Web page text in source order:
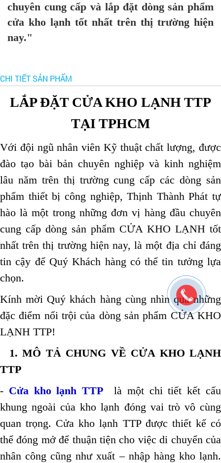
chuyên cung cấp và lắp đặt dòng sản phẩm
cửa kho lạnh tốt nhất trên thị trường hiện
nay."
CHI TIẾT SẢN PHẨM
LẮP ĐẶT CỬA KHO LẠNH TTP
TẠI TPHCM
Với đội ngũ nhân viên Kỹ thuật chất lượng, được
đào tạo bài bản chuyên nghiệp và kinh nghiệm
lâu năm trên thị trường cung cấp các dòng sản
phẩm thiết bị công nghiệp, Thịnh Thành Phát tự
hào là một trong những đơn vị hàng đầu chuyên
cung cấp dòng sản phẩm CỬA KHO LẠNH tốt
nhất trên thị trường hiện nay, là một địa chỉ đáng
tin cậy để Quý Khách hàng có thể tin tưởng lựa
chọn.
Kính mời Quý khách hàng cùng nhìn qua những
đặc điểm nổi trội của dòng sản phẩm CỬA KHO
LẠNH TTP!
1. MÔ TẢ CHUNG VỀ CỬA KHO LẠNH
TTP
- Cửa kho lạnh TTP
là một chi tiết kết cấu
khung ngoài của kho lạnh đóng vai trò vô cùng
quan trọng. Cửa kho lạnh TTP được thiết kế có
thể đóng mở để thuận tiện cho việc di chuyển của
nhân công cũng như xuất – nhập hàng kho lạnh.